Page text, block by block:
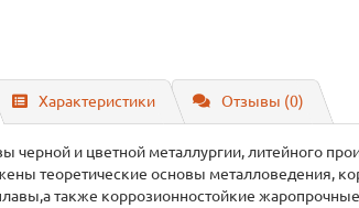
Характеристики Отзывы (0)
черной и цветной металлургии, литейного
теоретические основы металловедения,
также коррозионностойкие